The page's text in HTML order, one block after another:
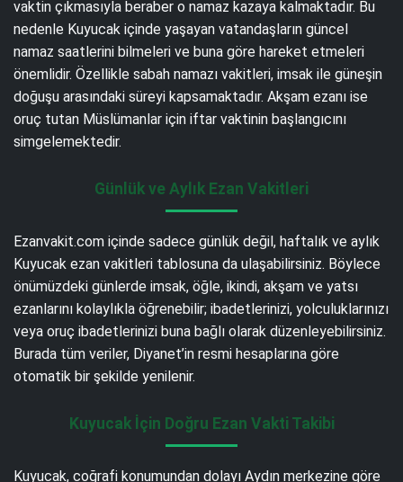
vaktin çıkmasıyla beraber o namaz kazaya kalmaktadır. Bu
nedenle Kuyucak içinde yaşayan vatandaşların güncel
namaz saatlerini bilmeleri ve buna göre hareket etmeleri
önemlidir. Özellikle sabah namazı vakitleri, imsak ile güneşin
doğuşu arasındaki süreyi kapsamaktadır. Akşam ezanı ise
oruç tutan Müslümanlar için iftar vaktinin başlangıcını
simgelemektedir.
Günlük ve Aylık Ezan Vakitleri
Ezanvakit.com içinde sadece günlük değil, haftalık ve aylık
Kuyucak ezan vakitleri tablosuna da ulaşabilirsiniz. Böylece
önümüzdeki günlerde imsak, öğle, ikindi, akşam ve yatsı
ezanlarını kolaylıkla öğrenebilir; ibadetlerinizi, yolculuklarınızı
veya oruç ibadetlerinizi buna bağlı olarak düzenleyebilirsiniz.
Burada tüm veriler, Diyanet’in resmi hesaplarına göre
otomatik bir şekilde yenilenir.
Kuyucak İçin Doğru Ezan Vakti Takibi
Kuyucak, coğrafi konumundan dolayı Aydın merkezine göre